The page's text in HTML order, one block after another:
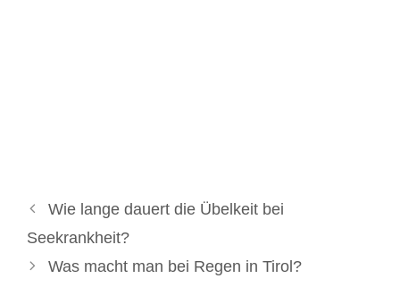
Wie lange dauert die Übelkeit bei
Seekrankheit?
Was macht man bei Regen in Tirol?